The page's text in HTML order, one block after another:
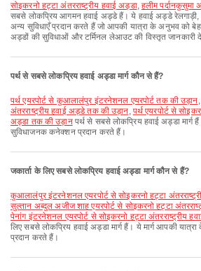
सोइकरनो हट्टा अंतरराष्ट्रीय हवाई अड्डा, हलीम पर्दानकुसुमा
सबसे लोकप्रिय आगमन हवाई अड्डे हैं। ये हवाई अड्डे
अन्य सुविधाएँ प्रदान करते हैं जो आपकी यात्रा के अनुभव को
अड्डों की सुविधाओं और टर्मिनल लेआउट की विस्तृत
पर्थ से सबसे लोकप्रिय हवाई अड्डा मार्ग कौन से हैं?
पर्थ एयरपोर्ट से कुआलालंपुर इंटरनेशनल एयरपोर्ट तक की उड़ान,
अंतरराष्ट्रीय हवाई अड्डे तक की उड़ान, पर्थ एयरपोर्ट से
अड्डा तक की उड़ानपर्थ से सबसे लोकप्रिय हवाई अड्डा मार्ग
सुविधाजनक कनेक्शन प्रदान करते हैं।
जकार्ता के लिए सबसे लोकप्रिय हवाई अड्डा मार्ग कौन से हैं?
कुआलालंपुर इंटरनेशनल एयरपोर्ट से सोइकरनो हट्टा
सुल्तान अब्दुल अजीज शाह एयरपोर्ट से सोइकरनो हट्टा
पेनांग इंटरनेशनल एयरपोर्ट से सोइकरनो हट्टा अंतरराष्ट्रीय
लिए सबसे लोकप्रिय हवाई अड्डा मार्ग हैं। ये मार्ग आपकी
प्रदान करते हैं।